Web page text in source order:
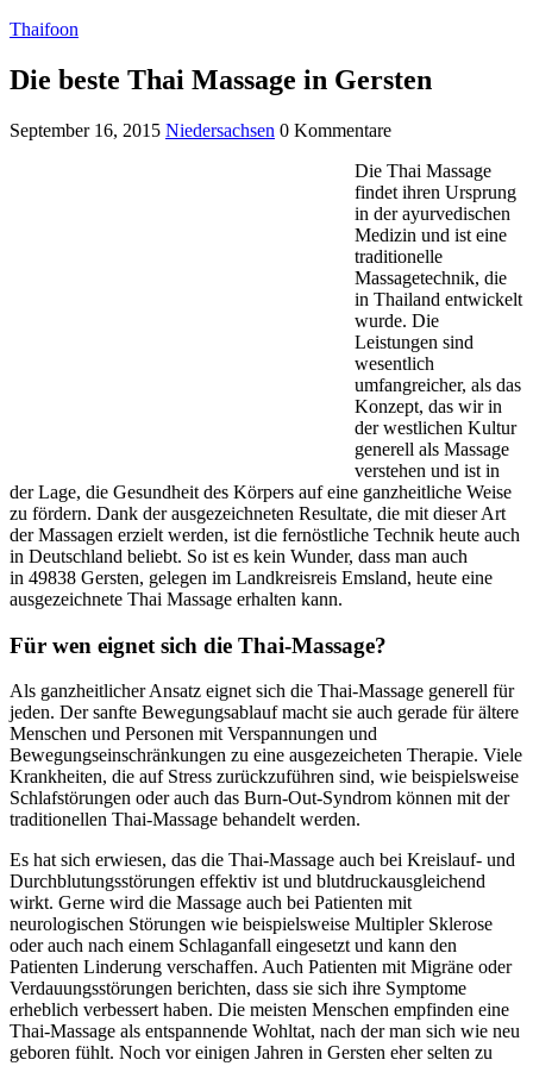
Thaifoon
Die beste Thai Massage in Gersten
September 16, 2015 Niedersachsen 0 Kommentare
Die Thai Massage
findet ihren Ursprung
in der ayurvedischen
Medizin und ist eine
traditionelle
Massagetechnik, die
in Thailand entwickelt
wurde. Die
Leistungen sind
wesentlich
umfangreicher, als das
Konzept, das wir in
der westlichen Kultur
generell als Massage
verstehen und ist in
der Lage, die Gesundheit des Körpers auf eine ganzheitliche Weise
zu fördern. Dank der ausgezeichneten Resultate, die mit dieser Art
der Massagen erzielt werden, ist die fernöstliche Technik heute auch
in Deutschland beliebt. So ist es kein Wunder, dass man auch
in 49838 Gersten, gelegen im Landkreisreis Emsland, heute eine
ausgezeichnete Thai Massage erhalten kann.
Für wen eignet sich die Thai-Massage?
Als ganzheitlicher Ansatz eignet sich die Thai-Massage generell für
jeden. Der sanfte Bewegungsablauf macht sie auch gerade für ältere
Menschen und Personen mit Verspannungen und
Bewegungseinschränkungen zu eine ausgezeicheten Therapie. Viele
Krankheiten, die auf Stress zurückzuführen sind, wie beispielsweise
Schlafstörungen oder auch das Burn-Out-Syndrom können mit der
traditionellen Thai-Massage behandelt werden.
Es hat sich erwiesen, das die Thai-Massage auch bei Kreislauf- und
Durchblutungsstörungen effektiv ist und blutdruckausgleichend
wirkt. Gerne wird die Massage auch bei Patienten mit
neurologischen Störungen wie beispielsweise Multipler Sklerose
oder auch nach einem Schlaganfall eingesetzt und kann den
Patienten Linderung verschaffen. Auch Patienten mit Migräne oder
Verdauungsstörungen berichten, dass sie sich ihre Symptome
erheblich verbessert haben. Die meisten Menschen empfinden eine
Thai-Massage als entspannende Wohltat, nach der man sich wie neu
geboren fühlt. Noch vor einigen Jahren in Gersten eher selten zu